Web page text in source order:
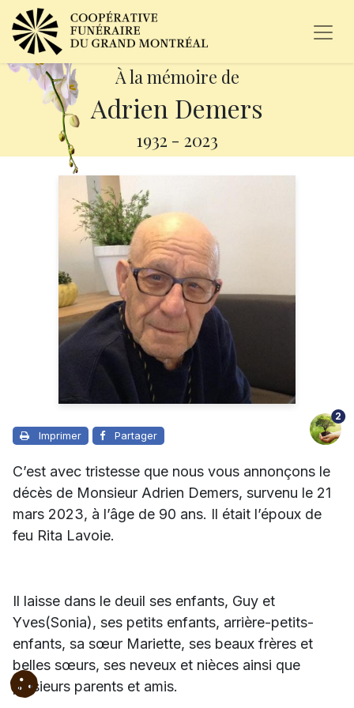
À la mémoire de
Adrien Demers
1932 - 2023
Imprimer Partager
2
C’est avec tristesse que nous vous annonçons le
décès de Monsieur Adrien Demers, survenu le 21
mars 2023, à l’âge de 90 ans. Il était l’époux de
feu Rita Lavoie.
Il laisse dans le deuil ses enfants, Guy et
Yves(Sonia), ses petits enfants, arrière-petits-
enfants, sa sœur Mariette, ses beaux frères et
belles sœurs, ses neveux et nièces ainsi que
plusieurs parents et amis.